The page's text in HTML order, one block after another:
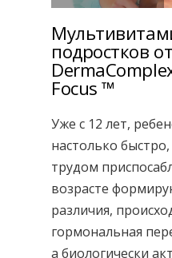
подростков
Focus ™
Уже с 12 лет,
настолько
трудом
возрасте
различия,
гормональная
а биологически